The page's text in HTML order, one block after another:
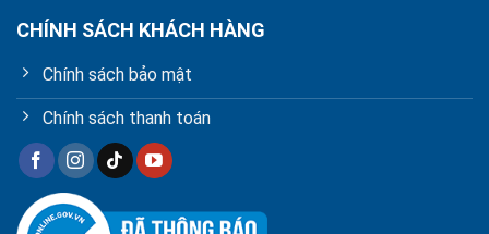
CHÍNH SÁCH KHÁCH HÀNG
Chính sách bảo mật
Chính sách thanh toán